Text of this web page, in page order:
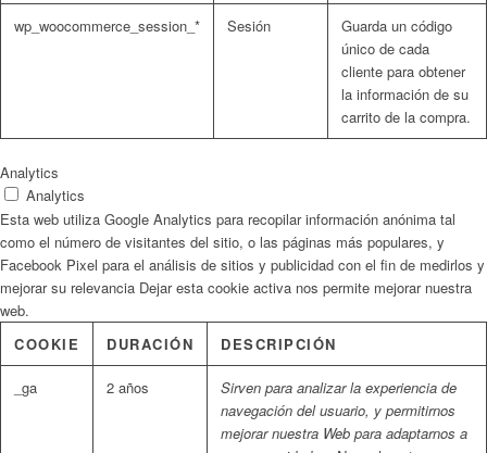
wp_woocommerce_session_* Sesión
Guarda un código
único de cada
cliente para obtener
la información de su
carrito de la compra.
Analytics
Analytics
Esta web utiliza Google Analytics para recopilar información anónima tal
como el número de visitantes del sitio, o las páginas más populares, y
Facebook Pixel para el análisis de sitios y publicidad con el fin de medirlos y
mejorar su relevancia Dejar esta cookie activa nos permite mejorar nuestra
web.
COOKIE
DURACIÓN DESCRIPCIÓN
_ga 2 años
Sirven para analizar la experiencia de
navegación del usuario, y permitirnos
mejorar nuestra Web para adaptarnos a